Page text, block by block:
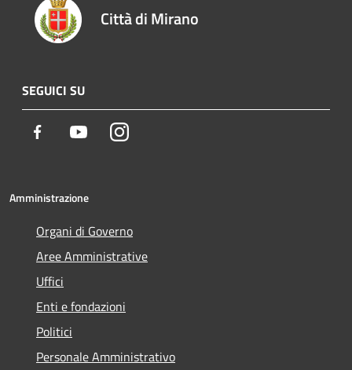
Città di Mirano
SEGUICI SU
Facebook YoutubeInstagram
Amministrazione
Organi di Governo
Aree Amministrative
Uffici
Enti e fondazioni
Politici
Personale Amministrativo